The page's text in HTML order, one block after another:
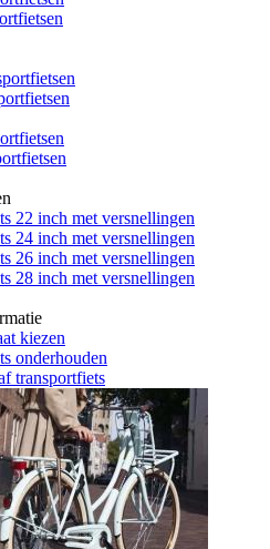
22 inch met versnellingen
24 inch met versnellingen
26 inch met versnellingen
28 inch met versnellingen
kiezen
onderhouden
transportfiets